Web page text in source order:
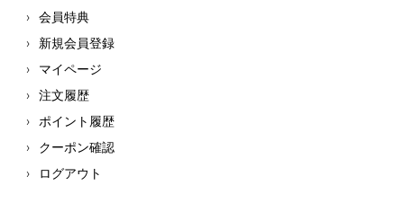
会員特典
新規会員登録
マイページ
注文履歴
ポイント履歴
クーポン確認
ログアウト